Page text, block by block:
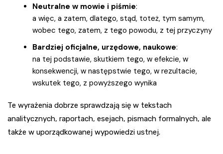
Neutralne w mowie i piśmie:
a więc, a zatem, dlatego, stąd, toteż, tym samym,
wobec tego, zatem, z tego powodu, z tej przyczyny
Bardziej oficjalne, urzędowe, naukowe:
na tej podstawie, skutkiem tego, w efekcie, w
konsekwencji, w następstwie tego, w rezultacie,
wskutek tego, z powyższego wynika
Te wyrażenia dobrze sprawdzają się w tekstach
analitycznych, raportach, esejach, pismach formalnych, ale
także w uporządkowanej wypowiedzi ustnej.